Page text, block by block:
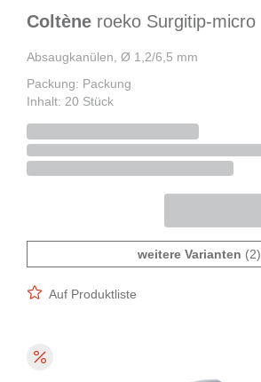
Coltène roeko Surgitip-micro
Absaugkanülen, Ø 1,2/6,5 mm
Packung: Packung
Inhalt: 20 Stück
weitere Varianten (2)
Auf Produktliste